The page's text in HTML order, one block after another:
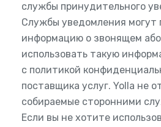
службы принудительного
Службы уведомления могут
информацию о звонящем
использовать такую
с политикой
поставщика услуг. Yolla не
собираемые сторонними
Если вы не хотите